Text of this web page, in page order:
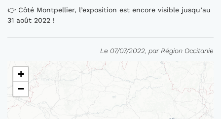
👉 Côté Montpellier, l’exposition est encore visible jusqu’au
31 août 2022 !
Le 07/07/2022, par Région Occitanie
+
−